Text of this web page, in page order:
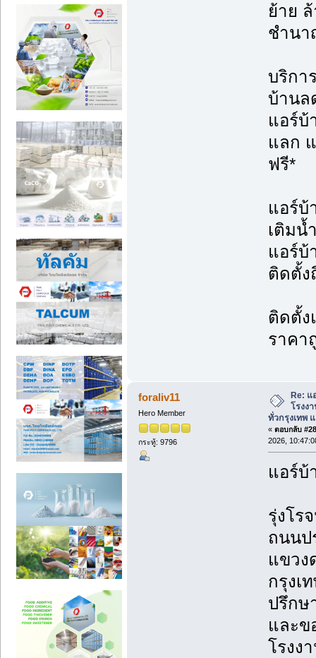
ย้าย
ชำนา
บริกา
บ้านล
แอร์บ้
แลก
ฟรี*
แอร์บ้
เติมน้
แอร์บ้
ติดตั้ง
ติดตั้ง
ราคา
foraliv11
Hero Member
กระทู้: 9796
Re: แ
โรงง
ทั่วกรุงเทพ
« ตอบกลับ
2026,
แอร์บ้
รุ่งโร
ถนนป
แขวง
กรุงเ
ปรึกษ
และข
โรงง